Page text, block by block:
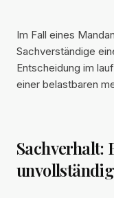
Im Fall eines
Sachverständige
Entscheidung im
einer belastbaren
Sachverhalt: